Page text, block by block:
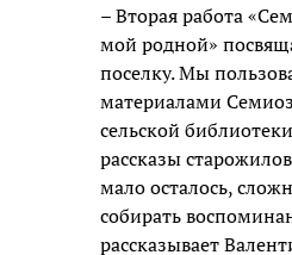
– Вторая работа
мой родной»
поселку. Мы
материалами
сельской
рассказы
мало осталось,
собирать
рассказывает